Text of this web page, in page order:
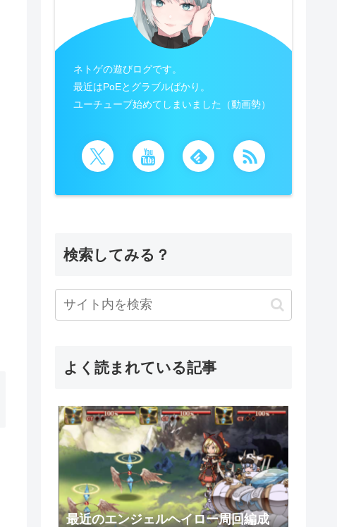
ネトゲの遊びログです。
最近はPoEとグラブルばかり。
ユーチューブ始めてしまいました（動画勢）
検索してみる？
よく読まれている記事
最近のエンジェルヘイロー周回編成